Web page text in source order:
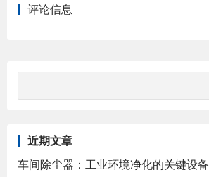
评论信息
近期文章
车间除尘器：工业环境净化的关键设备